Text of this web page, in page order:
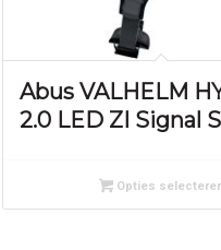
Abus VALHELM
2.0 LED ZI Signal
Opties